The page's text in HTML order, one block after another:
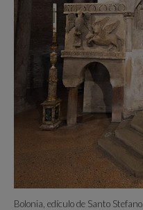
Bolonia, edículo de Santo Stefano.